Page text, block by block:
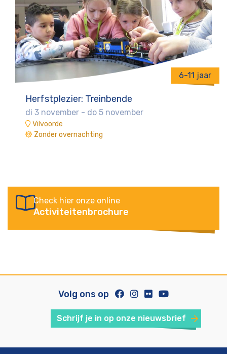
6-11 jaar
Herfstplezier: Treinbende
di 3 november - do 5 november
Vilvoorde
Zonder overnachting
Check hier onze online
Activiteitenbrochure
Volg ons op
Schrijf je in op onze nieuwsbrief